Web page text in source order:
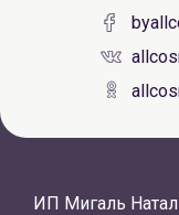
ИП Мигаль